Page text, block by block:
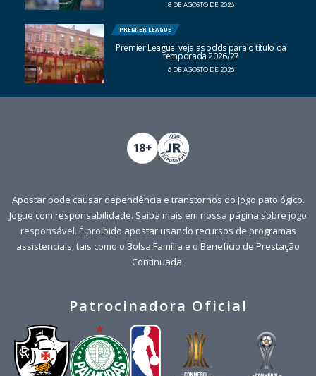
8 DE AGOSTO DE 2026
PREMIER LEAGUE
Premier League: veja as odds para o título da
temporada 2026/27
6 DE AGOSTO DE 2026
Apostar pode causar dependência e transtornos do jogo patológico.
Jogue com responsabilidade. Saiba mais em nossa página sobre jogo
responsável. É proibido apostar usando recursos de programas
assistenciais, tais como o Bolsa Família e o Benefício de Prestação
Continuada.
Patrocinadora Oficial